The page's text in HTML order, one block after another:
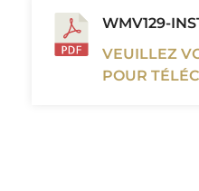
WMV129-
VEUILLEZ
POUR